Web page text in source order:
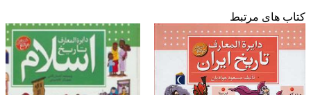
کتاب های مرتبط